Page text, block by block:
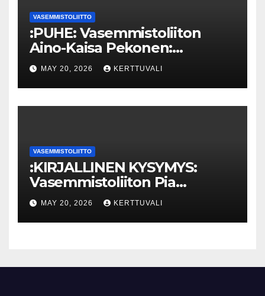
VASEMMISTOLIITTO
:PUHE: Vasemmistoliiton
Aino-Kaisa Pekonen:
Eriarvoistumisen
pysäyttäminen luo
turvallisuutta
MAY 20, 2026 KERTTUVALI
VASEMMISTOLIITTO
:KIRJALLINEN KYSYMYS:
Vasemmistoliiton Pia
Lohikoski: Missä viipyy Orpon
hallituksen drooniohjeistus
kunnille?
MAY 20, 2026 KERTTUVALI